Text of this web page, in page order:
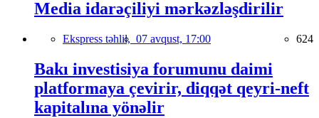
Media idarəçiliyi mərkəzləşdirilir
Ekspress təhlil, 07 avqust, 17:00 624
Bakı investisiya forumunu daimi
platformaya çevirir, diqqət qeyri-neft
kapitalına yönəlir